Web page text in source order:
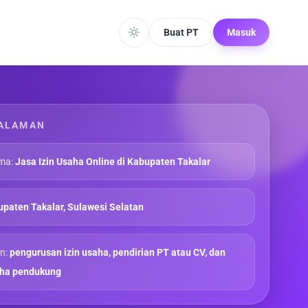
Buat PT Masuk
Jasa Izin Usaha Online di Kabupaten Takalar
Takalar, Sulawesi Selatan
pengurusan izin usaha, pendirian PT atau CV, dan
pendukung